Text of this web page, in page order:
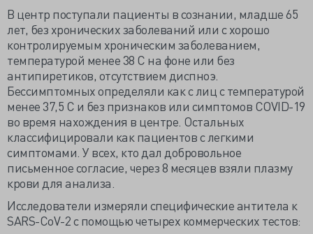
В центр поступали пациенты в сознании, младше 65
лет, без хронических заболеваний или с хорошо
контролируемым хроническим заболеванием,
температурой менее 38 С на фоне или без
антипиретиков, отсутствием диспноэ.
Бессимптомных определяли как с лиц с температурой
менее 37,5 С и без признаков или симптомов COVID-19
во время нахождения в центре. Остальных
классифицировали как пациентов с легкими
симптомами. У всех, кто дал добровольное
письменное согласие, через 8 месяцев взяли плазму
крови для анализа.
Исследователи измеряли специфические антитела к
SARS-CoV-2 c помощью четырех коммерческих тестов: